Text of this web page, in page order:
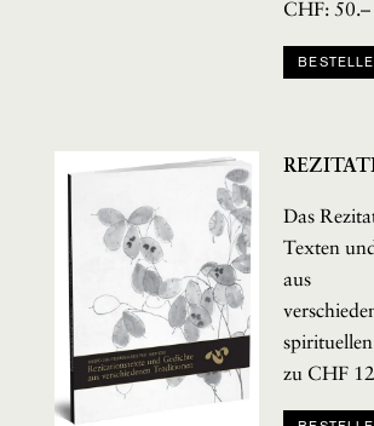
CHF: 50.–
Das
Texten
aus
zu CHF